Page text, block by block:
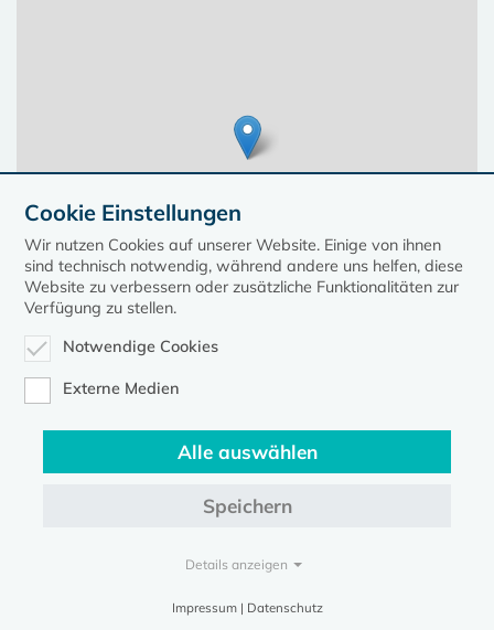
Diese Seite gehört zum Portalkirche-mv.de
Evangelische Kirche in Mecklenburg-Vorpommern © 2026
Cookie Einstellungen
Wir nutzen Cookies auf unserer Website. Einige von ihnen
sind technisch notwendig, während andere uns helfen, diese
Website zu verbessern oder zusätzliche Funktionalitäten zur
Verfügung zu stellen.
Notwendige Cookies
Externe Medien
Alle auswählen
Speichern
Details anzeigen
Impressum | Datenschutz